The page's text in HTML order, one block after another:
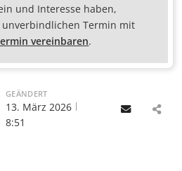
und Interesse haben,
Termin mit
vereinbaren.
GEÄNDERT
13. März 2026
8:51
Email